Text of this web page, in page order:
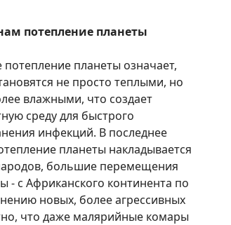
потепление планеты
потепление планеты означает,
не просто теплыми, но
влажными, что создает
среду для быстрого
инфекций. В последнее
планеты накладывается
большие перемещения
- с Африканского континента по
новых, более агрессивных
что даже малярийные комары